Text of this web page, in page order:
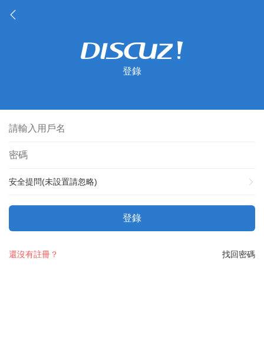
登錄
安全提問(未設置請忽略)
登錄
找回密碼
還沒有註冊？